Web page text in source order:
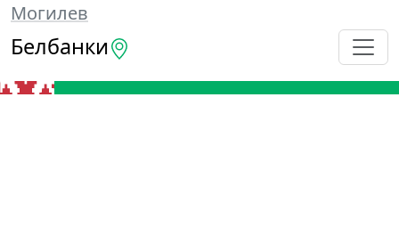
Могилев
Белбанки